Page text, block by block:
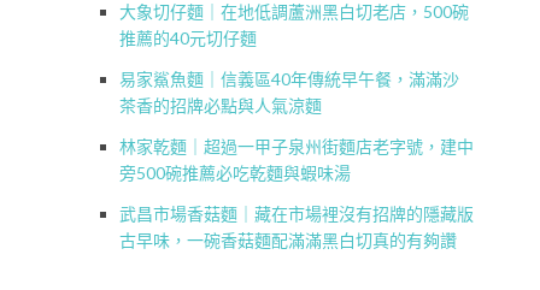
大象切仔麵｜在地低調蘆洲黑白切老店，500碗
推薦的40元切仔麵
易家鯊魚麵｜信義區40年傳統早午餐，滿滿沙
茶香的招牌必點與人氣涼麵
林家乾麵｜超過一甲子泉州街麵店老字號，建中
旁500碗推薦必吃乾麵與蝦味湯
武昌市場香菇麵｜藏在市場裡沒有招牌的隱藏版
古早味，一碗香菇麵配滿滿黑白切真的有夠讚